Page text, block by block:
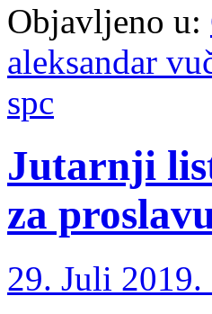
Objavljeno u:
aleksandar
spc
Jutarnji
za
29. Juli 2019.